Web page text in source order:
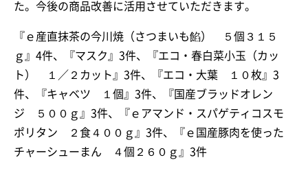
た。今後の商品改善に活用させていただきます。
『ｅ産直抹茶の今川焼（さつまいも餡） ５個３１５
ｇ』4件、『マスク』3件、『エコ・春白菜小玉（カッ
ト） １／２カット』3件、『エコ・大葉 １０枚』3
件、『キャベツ １個』3件、『国産ブラッドオレン
ジ ５００ｇ』3件、『ｅアマンド・スパゲティコスモ
ポリタン ２食４００ｇ』3件、『ｅ国産豚肉を使った
チャーシューまん ４個２６０ｇ』3件